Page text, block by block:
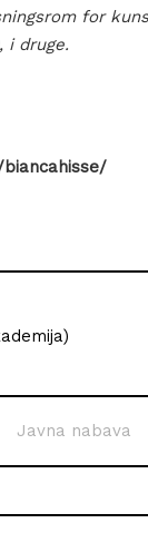
for
i druge.
Javna nabava